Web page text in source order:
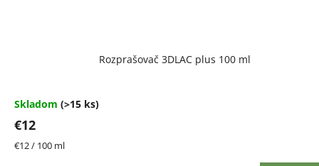
Rozprašovač 3DLAC plus 100 ml
Skladom (>15 ks)
€12
Jednotková
€12 / 100 ml